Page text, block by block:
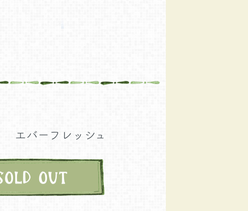
エバーフレッシュ